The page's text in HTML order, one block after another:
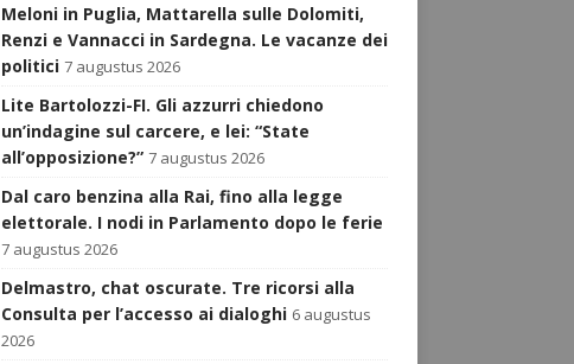
Meloni in Puglia, Mattarella sulle Dolomiti,
Renzi e Vannacci in Sardegna. Le vacanze dei
politici 7 augustus 2026
Lite Bartolozzi-FI. Gli azzurri chiedono
un’indagine sul carcere, e lei: “State
all’opposizione?” 7 augustus 2026
Dal caro benzina alla Rai, fino alla legge
elettorale. I nodi in Parlamento dopo le ferie
7 augustus 2026
Delmastro, chat oscurate. Tre ricorsi alla
Consulta per l’accesso ai dialoghi 6 augustus
2026